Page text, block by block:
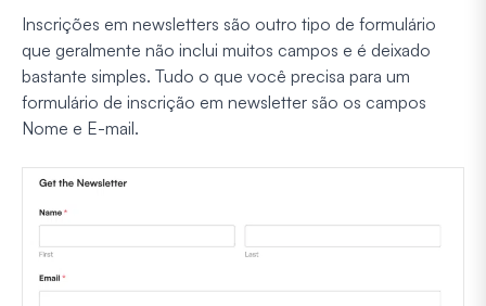
Inscrições em newsletters são outro tipo de formulário
que geralmente não inclui muitos campos e é deixado
bastante simples. Tudo o que você precisa para um
formulário de inscrição em newsletter são os campos
Nome e E-mail.